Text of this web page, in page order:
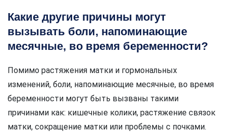
Какие другие причины могут
вызывать боли, напоминающие
месячные, во время беременности?
Помимо растяжения матки и гормональных
изменений, боли, напоминающие месячные, во время
беременности могут быть вызваны такими
причинами как: кишечные колики, растяжение связок
матки, сокращение матки или проблемы с почками.